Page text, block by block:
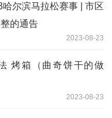
尔滨马拉松赛事 | 市区
的通告
2023-08-23
烤箱（曲奇饼干的做
2023-08-23